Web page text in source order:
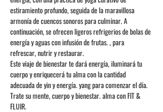
estiramiento profundo, seguida de la maravillosa
armonía de cuencos sonoros para culminar. A
continuación, se ofrecen ligeros refrigerios de bolas de
energía y aguas con infusión de frutas. , para
refrescar, nutrir y restaurar.
Este viaje de bienestar te dará energía, iluminará tu
cuerpo y enriquecerá tu alma con la cantidad
adecuada de yin y energía. yang para comenzar el día.
Trate su mente, cuerpo y bienestar. alma con FIT &
FLUIR.